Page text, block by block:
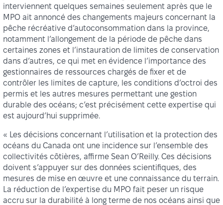
interviennent quelques semaines seulement après que le
MPO ait annoncé des changements majeurs concernant la
pêche récréative d’autoconsommation dans la province,
notamment l’allongement de la période de pêche dans
certaines zones et l’instauration de limites de conservation
dans d’autres, ce qui met en évidence l’importance des
gestionnaires de ressources chargés de fixer et de
contrôler les limites de capture, les conditions d’octroi des
permis et les autres mesures permettant une gestion
durable des océans; c’est précisément cette expertise qui
est aujourd’hui supprimée.
« Les décisions concernant l’utilisation et la protection des
océans du Canada ont une incidence sur l’ensemble des
collectivités côtières, affirme Sean O’Reilly. Ces décisions
doivent s’appuyer sur des données scientifiques, des
mesures de mise en œuvre et une connaissance du terrain.
La réduction de l’expertise du MPO fait peser un risque
accru sur la durabilité à long terme de nos océans ainsi que